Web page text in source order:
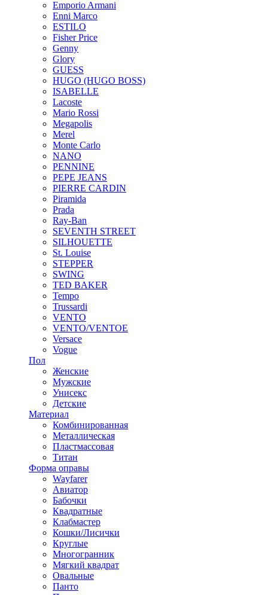
Emporio Armani
Enni Marco
ESTILO
Fisher Price
Genny
Glory
GUESS
HUGO (HUGO BOSS)
ISABELLE
Lacoste
Mario Rossi
Megapolis
Merel
Monte Carlo
NANO
PENNINE
PEPE JEANS
PIERRE CARDIN
Piramida
Prada
Ray-Ban
SEVENTH STREET
SILHOUETTE
St. Louise
STEPPER
SWING
TED BAKER
Tempo
Trussardi
VENTO
VENTO/VENTOE
Versace
Vogue
Пол
Женские
Мужские
Унисекс
Детские
Материал
Комбинированная
Металлическая
Пластмассовая
Титан
Форма оправы
Wayfarer
Авиатор
Бабочки
Квадратные
Клабмастер
Кошки/Лисички
Круглые
Многогранник
Мягкий квадрат
Овальные
Панто